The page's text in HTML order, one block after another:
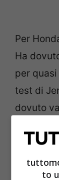
Per
Ha
per quasi
test di
dovuto
strada
Ad
moto è
to